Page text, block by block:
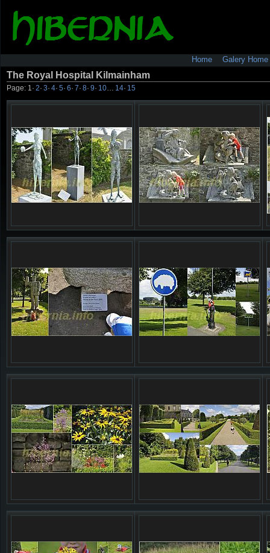
Home Galery Home
The Royal Hospital Kilmainham
Page: 1 · 2· 3· 4· 5· 6· 7· 8· 9· 10 14· 15